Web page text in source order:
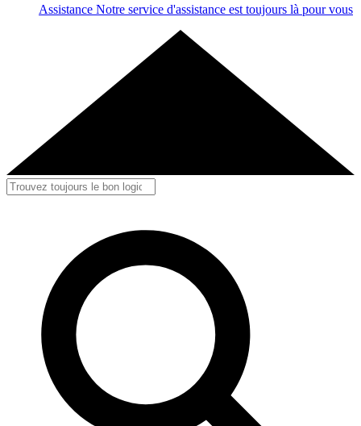
Assistance Notre service d'assistance est toujours là pour vous